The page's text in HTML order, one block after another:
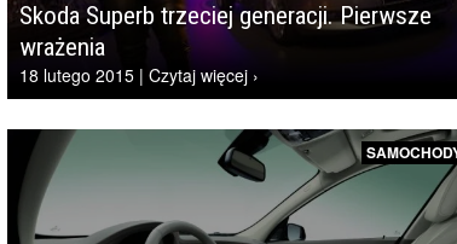
Skoda Superb trzeciej generacji. Pierwsze
wrażenia
18 lutego 2015 | Czytaj więcej ›